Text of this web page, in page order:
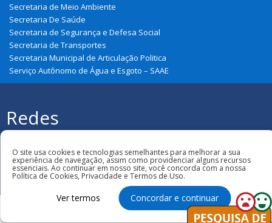
Secretaria de Meio Ambiente
Secretaria De Saúde
Secretaria de Segurança e Defesa Social
Secretaria de Transportes
Secretaria Municipal de Articulação Politica
Serviço Autônomo de Água e Esgoto – SAAE
Redes
Sociais
O site usa cookies e tecnologias semelhantes para melhorar a sua
experiência de navegação, assim como providenciar alguns recursos
essenciais. Ao continuar em nosso site, você concorda com a nossa
Política de Cookies, Privacidade e Termos de Uso.
Ver termos Concordar e continuar